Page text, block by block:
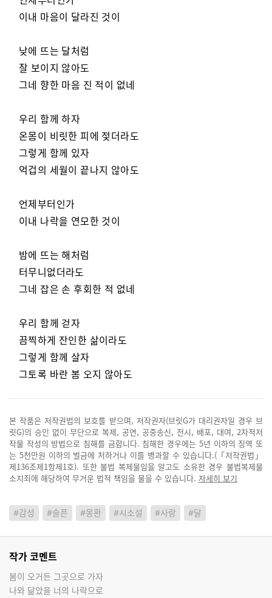
이내 마음이 달라진 것이
낮에 뜨는 달처럼
잘 보이지 않아도
그네 향한 마음 진 적이 없네
우리 함께 하자
온몸이 비릿한 피에 젖더라도
그렇게 함께 있자
억겁의 세월이 끝나지 않아도
언제부터인가
이내 나락을 연모한 것이
밤에 뜨는 해처럼
터무니없더라도
그네 잡은 손 후회한 적 없네
우리 함께 걷자
끔찍하게 잔인한 삶이라도
그렇게 함께 살자
그토록 바란 봄 오지 않아도
본 작품은 저작권법의 보호를 받으며, 저작권자(브릿G가 대리권자일 경우 브
릿G)의 승인 없이 무단으로 복제, 공연, 공중송신, 전시, 배포, 대여, 2차적저
작물 작성의 방법으로 침해를 금합니다. 침해한 경우에는 5년 이하의 징역 또
는 5천만원 이하의 벌금에 처하거나 이를 병과할 수 있습니다.(「저작권법」
제136조제1항제1호). 또한 불법 복제물임을 알고도 소유한 경우 불법복제물
소지죄에 해당하여 무거운 법적 책임을 물을 수 있습니다. 자세히 보기
#감성 #슬픈 #몽환 #시소설 #사랑 #달
작가 코멘트
봄이 오거든 그곳으로 가자
나와 닮았을 너의 나락으로